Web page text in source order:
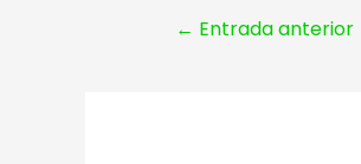
Navegación
← Entrada anterior